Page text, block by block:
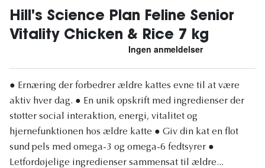
Hill's Science Plan Feline Senior
Vitality Chicken & Rice 7 kg
● Ernæring der forbedrer ældre kattes evne til at være
aktiv hver dag. ● En unik opskrift med ingredienser der
støtter social interaktion, energi, vitalitet og
hjernefunktionen hos ældre katte ● Giv din kat en flot
sund pels med omega-3 og omega-6 fedtsyrer ●
Letfordøjelige ingredienser sammensat til ældre...